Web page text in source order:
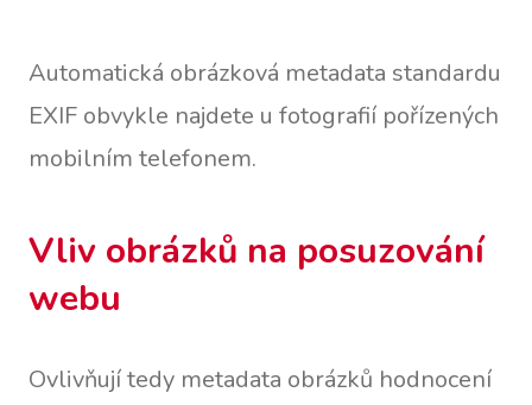
Automatická obrázková metadata standardu
EXIF obvykle najdete u fotografií pořízených
mobilním telefonem.
Vliv obrázků na posuzování
webu
Ovlivňují tedy metadata obrázků hodnocení